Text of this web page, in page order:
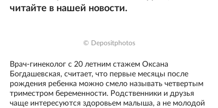
читайте в нашей новости.
© Depositphotos
Врач-гинеколог с 20 летним стажем Оксана
Богдашевская, считает, что первые месяцы после
рождения ребенка можно смело называть четвертым
триместром беременности. Родственники и друзья
чаще интересуются здоровьем малыша, а не молодой